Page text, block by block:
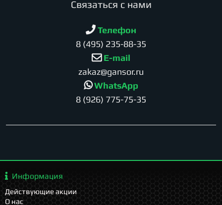
Cвязаться с нами
Телефон
8 (495) 235-88-35
E-mail
zakaz@gansor.ru
WhatsApp
8 (926) 775-75-35
Информация
Действующие акции
О нас